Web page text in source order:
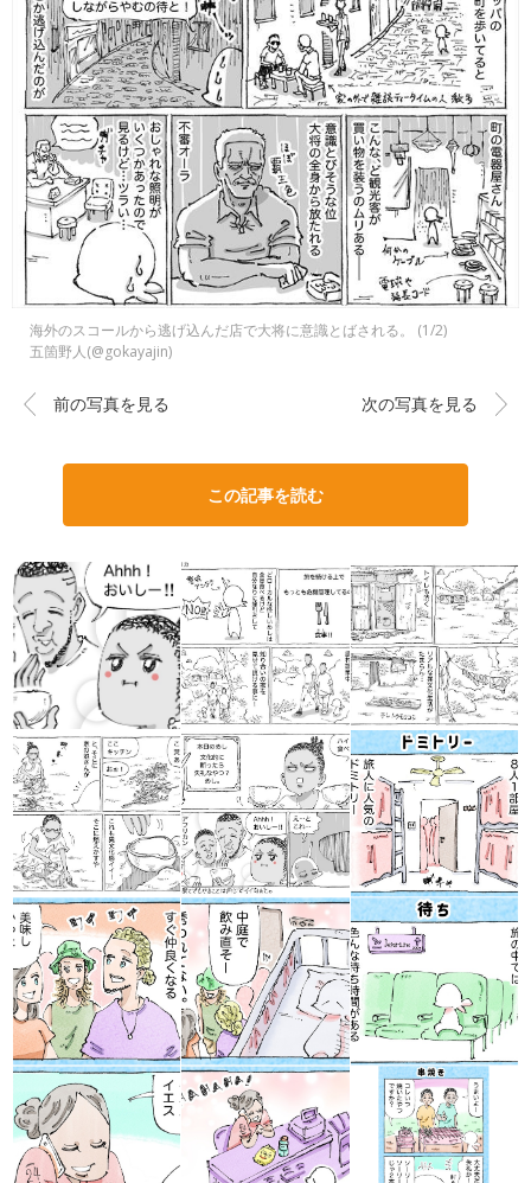
海外のスコールから逃げ込んだ店で大将に意識とばされる。 (1/2)
五箇野人(@gokayajin)
前の写真を見る 次の写真を見る
この記事を読む